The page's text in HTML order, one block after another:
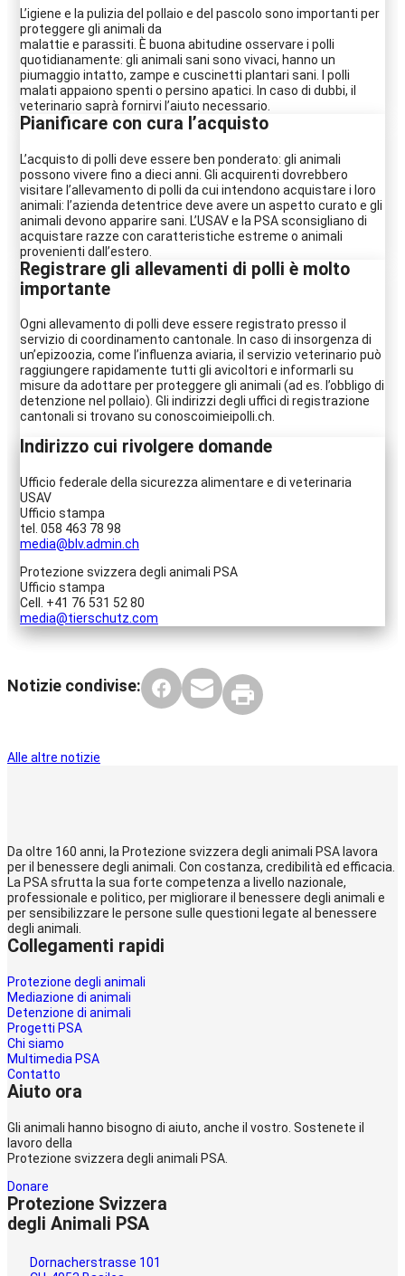
L’igiene e la pulizia del pollaio e del pascolo sono importanti per
proteggere gli animali da
malattie e parassiti. È buona abitudine osservare i polli
quotidianamente: gli animali sani sono vivaci, hanno un
piumaggio intatto, zampe e cuscinetti plantari sani. I polli
malati appaiono spenti o persino apatici. In caso di dubbi, il
veterinario saprà fornirvi l’aiuto necessario.
Pianificare con cura l’acquisto
L’acquisto di polli deve essere ben ponderato: gli animali
possono vivere fino a dieci anni. Gli acquirenti dovrebbero
visitare l’allevamento di polli da cui intendono acquistare i loro
animali: l’azienda detentrice deve avere un aspetto curato e gli
animali devono apparire sani. L’USAV e la PSA sconsigliano di
acquistare razze con caratteristiche estreme o animali
provenienti dall’estero.
Registrare gli allevamenti di polli è molto
importante
Ogni allevamento di polli deve essere registrato presso il
servizio di coordinamento cantonale. In caso di insorgenza di
un’epizoozia, come l’influenza aviaria, il servizio veterinario può
raggiungere rapidamente tutti gli avicoltori e informarli su
misure da adottare per proteggere gli animali (ad es. l’obbligo di
detenzione nel pollaio). Gli indirizzi degli uffici di registrazione
cantonali si trovano su conoscoimieipolli.ch.
Indirizzo cui rivolgere domande
Ufficio federale della sicurezza alimentare e di veterinaria
USAV
Ufficio stampa
tel. 058 463 78 98
media@blv.admin.ch
Protezione svizzera degli animali PSA
Ufficio stampa
Cell. +41 76 531 52 80
media@tierschutz.com
Notizie condivise:
Alle altre notizie
Da oltre 160 anni, la Protezione svizzera degli animali PSA lavora
per il benessere degli animali. Con costanza, credibilità ed efficacia.
La PSA sfrutta la sua forte competenza a livello nazionale,
professionale e politico, per migliorare il benessere degli animali e
per sensibilizzare le persone sulle questioni legate al benessere
degli animali.
Collegamenti rapidi
Protezione degli animali
Mediazione di animali
Detenzione di animali
Progetti PSA
Chi siamo
Multimedia PSA
Contatto
Aiuto ora
Gli animali hanno bisogno di aiuto, anche il vostro. Sostenete il
lavoro della
Protezione svizzera degli animali PSA.
Donare
Protezione Svizzera
degli Animali PSA
Dornacherstrasse 101